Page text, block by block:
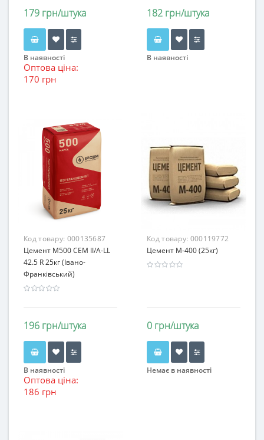
179 грн/штука
В наявності
Оптова ціна:
170 грн
182 грн/штука
В наявності
Код товару: 000135687
Цемент М500 СЕМ II/А-LL
42.5 R 25кг (Івано-
Франківський)
196 грн/штука
В наявності
Оптова ціна:
186 грн
Код товару: 000119772
Цемент М-400 (25кг)
0 грн/штука
Немає в наявності